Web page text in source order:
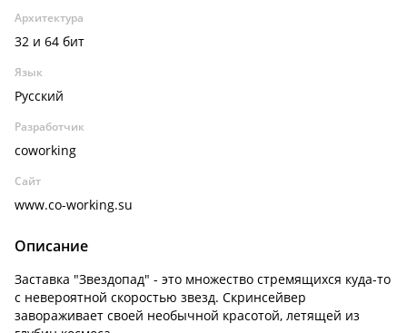
Архитектура
32 и 64 бит
Язык
Русский
Разработчик
coworking
Сайт
www.co-working.su
Описание
Заставка "Звездопад" - это множество стремящихся куда-то
с невероятной скоростью звезд. Скринсейвер
завораживает своей необычной красотой, летящей из